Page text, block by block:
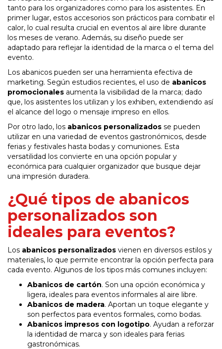
tanto para los organizadores como para los asistentes. En
primer lugar, estos accesorios son prácticos para combatir el
calor, lo cual resulta crucial en eventos al aire libre durante
los meses de verano. Además, su diseño puede ser
adaptado para reflejar la identidad de la marca o el tema del
evento.
Los abanicos pueden ser una herramienta efectiva de
marketing. Según estudios recientes, el uso de abanicos
promocionales aumenta la visibilidad de la marca; dado
que, los asistentes los utilizan y los exhiben, extendiendo así
el alcance del logo o mensaje impreso en ellos.
Por otro lado, los abanicos personalizados se pueden
utilizar en una variedad de eventos gastronómicos, desde
ferias y festivales hasta bodas y comuniones. Esta
versatilidad los convierte en una opción popular y
económica para cualquier organizador que busque dejar
una impresión duradera.
¿Qué tipos de abanicos
personalizados son
ideales para eventos?
Los abanicos personalizados vienen en diversos estilos y
materiales, lo que permite encontrar la opción perfecta para
cada evento. Algunos de los tipos más comunes incluyen:
Abanicos de cartón. Son una opción económica y
ligera, ideales para eventos informales al aire libre.
Abanicos de madera. Aportan un toque elegante y
son perfectos para eventos formales, como bodas.
Abanicos impresos con logotipo. Ayudan a reforzar
la identidad de marca y son ideales para ferias
gastronómicas.